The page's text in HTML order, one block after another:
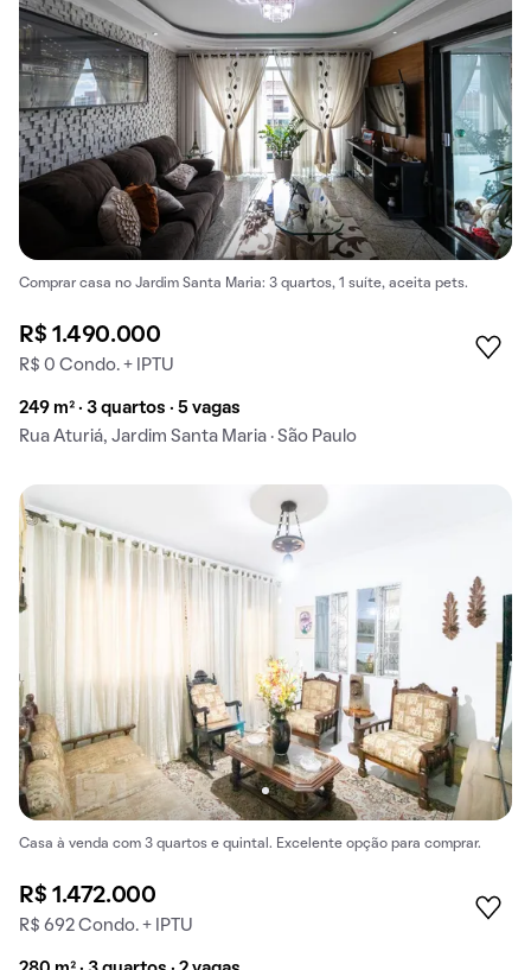
Comprar casa no Jardim Santa Maria: 3 quartos, 1 suíte, aceita pets.
R$ 1.490.000
R$ 0 Condo. + IPTU
249 m² · 3 quartos · 5 vagas
Rua Aturiá, Jardim Santa Maria · São Paulo
Casa à venda com 3 quartos e quintal. Excelente opção para comprar.
R$ 1.472.000
R$ 692 Condo. + IPTU